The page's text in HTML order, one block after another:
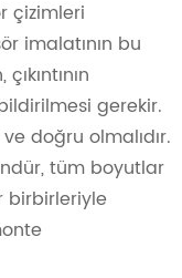
çizimleri
imalatının bu
gerekir.
doğru olmalıdır.
tüm boyutlar
birbirleriyle